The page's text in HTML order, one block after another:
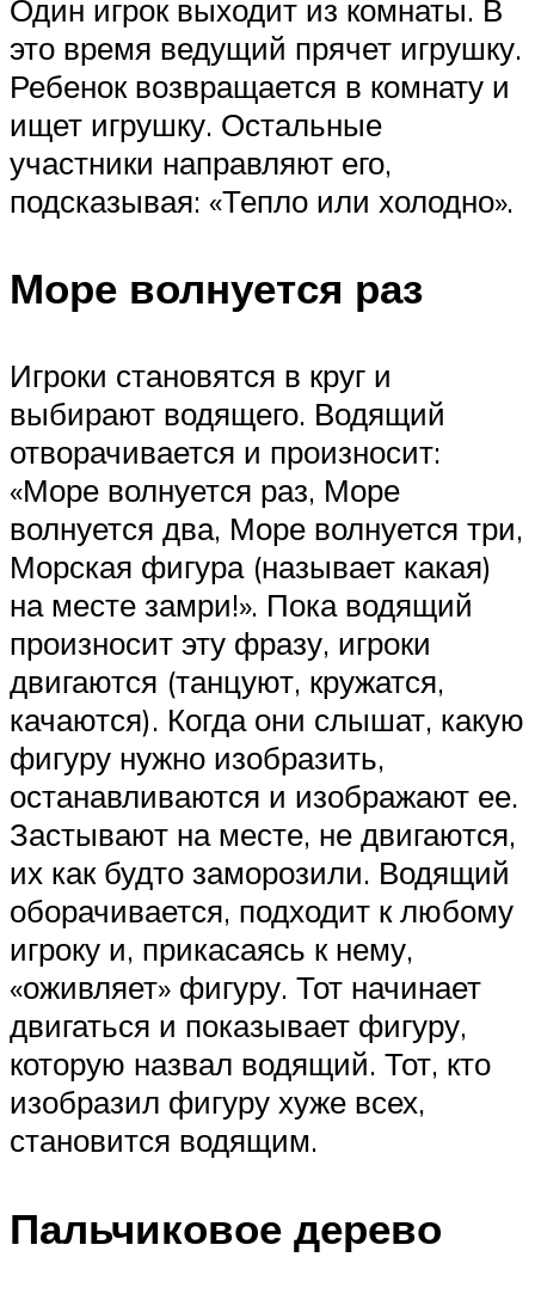
Один игрок выходит из комнаты. В
это время ведущий прячет игрушку.
Ребенок возвращается в комнату и
ищет игрушку. Остальные
участники направляют его,
подсказывая: «Тепло или холодно».
Море волнуется раз
Игроки становятся в круг и
выбирают водящего. Водящий
отворачивается и произносит:
«Море волнуется раз, Море
волнуется два, Море волнуется три,
Морская фигура (называет какая)
на месте замри!». Пока водящий
произносит эту фразу, игроки
двигаются (танцуют, кружатся,
качаются). Когда они слышат, какую
фигуру нужно изобразить,
останавливаются и изображают ее.
Застывают на месте, не двигаются,
их как будто заморозили. Водящий
оборачивается, подходит к любому
игроку и, прикасаясь к нему,
«оживляет» фигуру. Тот начинает
двигаться и показывает фигуру,
которую назвал водящий. Тот, кто
изобразил фигуру хуже всех,
становится водящим.
Пальчиковое дерево